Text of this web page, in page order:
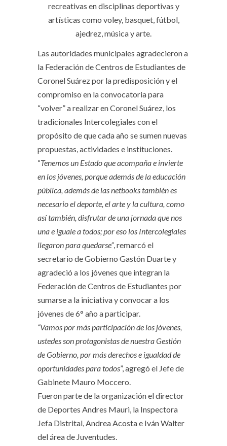
recreativas en disciplinas deportivas y
artísticas como voley, basquet, fútbol,
ajedrez, música y arte.
Las autoridades municipales agradecieron a
la Federación de Centros de Estudiantes de
Coronel Suárez por la predisposición y el
compromiso en la convocatoria para
“volver” a realizar en Coronel Suárez, los
tradicionales Intercolegiales con el
propósito de que cada año se sumen nuevas
propuestas, actividades e instituciones.
“Tenemos un Estado que acompaña e invierte
en los jóvenes, porque además de la educación
pública, además de las netbooks también es
necesario el deporte, el arte y la cultura, como
así también, disfrutar de una jornada que nos
una e iguale a todos; por eso los Intercolegiales
llegaron para quedarse”, remarcó el
secretario de Gobierno Gastón Duarte y
agradeció a los jóvenes que integran la
Federación de Centros de Estudiantes por
sumarse a la iniciativa y convocar a los
jóvenes de 6° año a participar.
“Vamos por más participación de los jóvenes,
ustedes son protagonistas de nuestra Gestión
de Gobierno, por más derechos e igualdad de
oportunidades para todos”, agregó el Jefe de
Gabinete Mauro Moccero.
Fueron parte de la organización el director
de Deportes Andres Mauri, la Inspectora
Jefa Distrital, Andrea Acosta e Iván Walter
del área de Juventudes.